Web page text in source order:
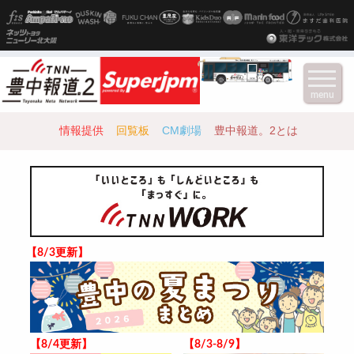
情報提供 回覧板 CM劇場 豊中報道。2とは
【8/3更新】
【8/4更新】 【8/3-8/9】
menu